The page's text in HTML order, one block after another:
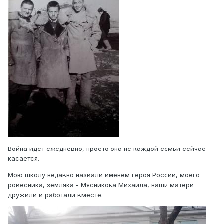
Война идет ежедневно, просто она не каждой семьи сейчас
касается.
Мою школу недавно назвали именем героя России, моего
ровесника, земляка - Мясникова Михаила, наши матери
дружили и работали вместе.